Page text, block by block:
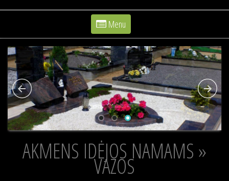
Menu
AKMENS IDĖJOS NAMAMS »
VAZOS